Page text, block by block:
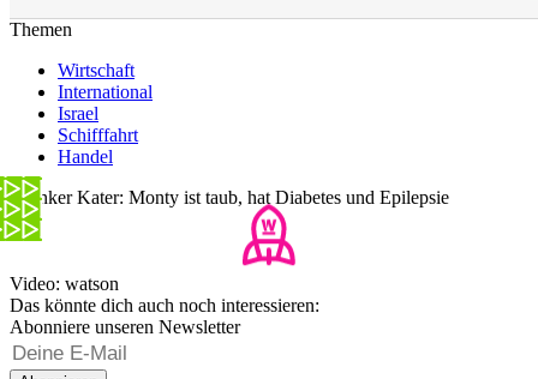
Themen
Wirtschaft
International
Israel
Schifffahrt
Handel
Kranker Kater: Monty ist taub, hat Diabetes und Epilepsie
Video: watson
Das könnte dich auch noch interessieren:
Abonniere unseren Newsletter